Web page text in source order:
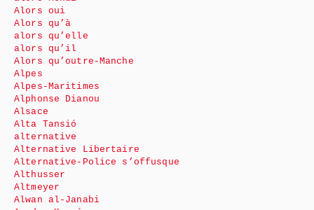
Alors oui
Alors qu’à
alors qu’elle
alors qu’il
Alors qu’outre-Manche
Alpes
Alpes-Maritimes
Alphonse Dianou
Alsace
Alta Tansió
alternative
Alternative Libertaire
Alternative-Police s’offusque
Althusser
Altmeyer
Alwan al-Janabi